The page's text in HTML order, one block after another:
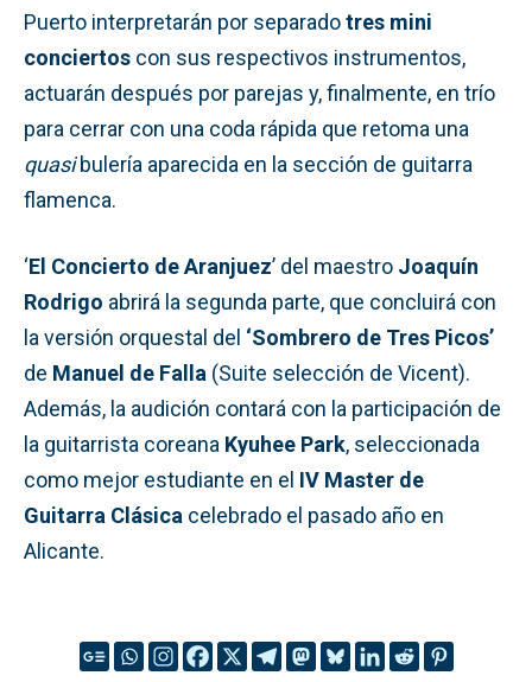
Puerto interpretarán por separadotres mini
conciertos con sus respectivos instrumentos,
actuarán después por parejas y, finalmente, en trío
para cerrar con una coda rápida que retoma una
quasibulería aparecida en la sección de guitarra
flamenca.
‘El Concierto de Aranjuez’ del maestro Joaquín
Rodrigo abrirá la segunda parte, que concluirá con
la versión orquestal del ‘Sombrero de Tres Picos’
de Manuel de Falla (Suite selección de Vicent).
Además, la audición contará con la participación de
la guitarrista coreana Kyuhee Park, seleccionada
como mejor estudiante en el IV Master de
Guitarra Clásica celebrado el pasado año en
Alicante.